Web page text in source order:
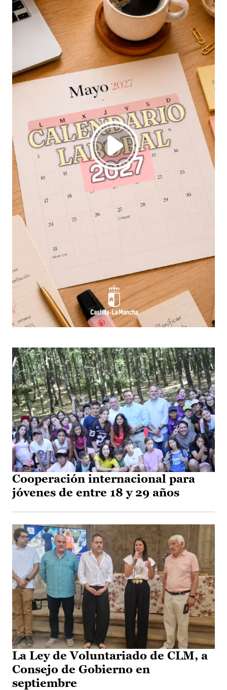
Cooperación internacional para
jóvenes de entre 18 y 29 años
La Ley de Voluntariado de CLM, a
Consejo de Gobierno en
septiembre